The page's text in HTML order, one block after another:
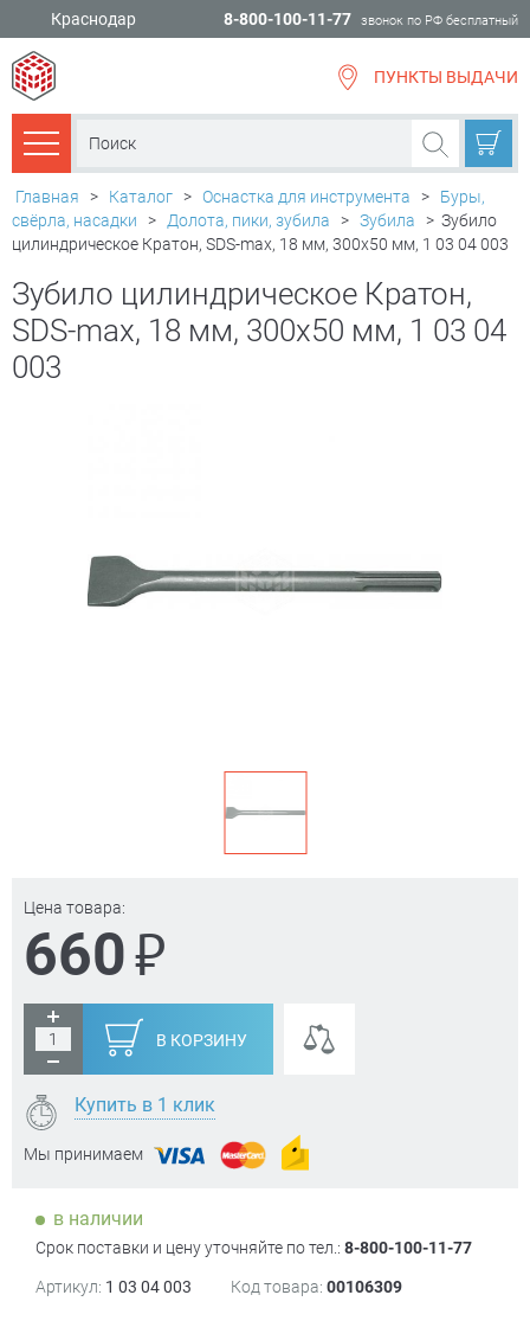
Краснодар 8-800-100-11-77 звонок по РФ бесплатный
ПУНКТЫ ВЫДАЧИ
Каталог товаров
Главная > Каталог > Оснастка для инструмента >
Буры,
свёрла, насадки
> Долота, пики, зубила > Зубила > Зубило
цилиндрическое Кратон, SDS-max, 18 мм, 300х50 мм, 1 03 04 003
Зубило цилиндрическое Кратон,
SDS-max, 18 мм, 300х50 мм, 1 03 04
003
Цена товара:
660₽
В КОРЗИНУ
Купить в 1 клик
Мы принимаем
в наличии
Срок поставки и цену уточняйте по тел.: 8-800-100-11-77
Артикул: 1 03 04 003 Код товара: 00106309